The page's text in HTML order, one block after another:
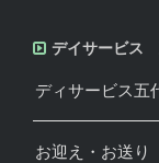
デイサービス
ディサービス五
お迎え・お送り